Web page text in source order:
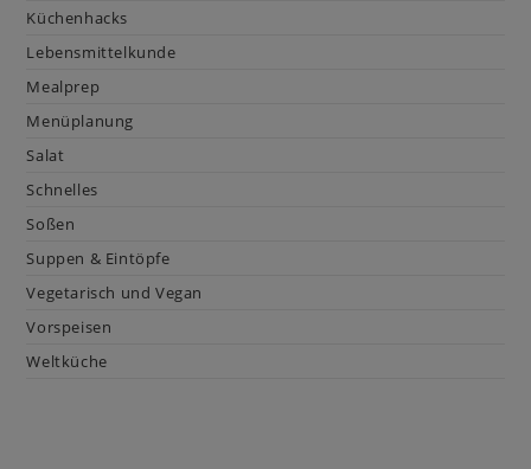
Küchenhacks
Lebensmittelkunde
Mealprep
Menüplanung
Salat
Schnelles
Soßen
Suppen & Eintöpfe
Vegetarisch und Vegan
Vorspeisen
Weltküche